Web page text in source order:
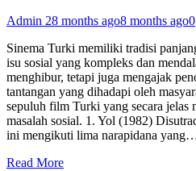
Admin 28 months ago8 months ago0
Sinema Turki memiliki tradisi
isu sosial yang kompleks dan
menghibur, tetapi juga mengajak
tantangan yang dihadapi oleh
sepuluh film Turki yang secara jelas
masalah sosial. 1. Yol (1982)
ini mengikuti lima narapidana
Read More